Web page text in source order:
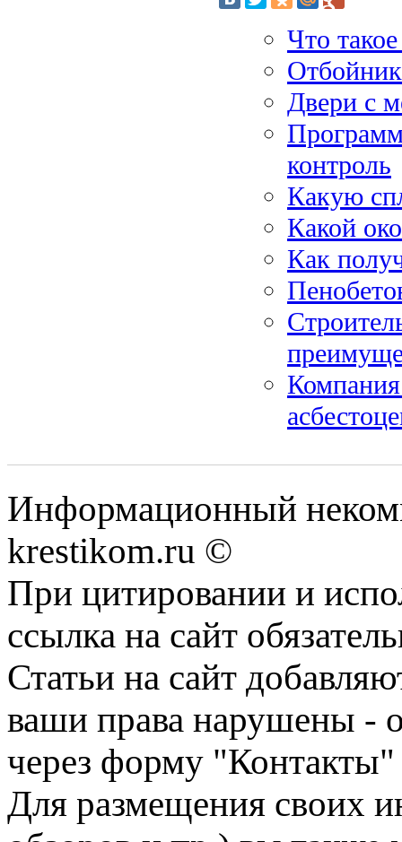
Что
Двери с
контроль
Какую
Какой
Как
Информационный
krestikom.ru ©
При цитировании и
ссылка на сайт
Статьи на сайт
ваши права нарушены -
через форму "Контакты"
Для размещения своих